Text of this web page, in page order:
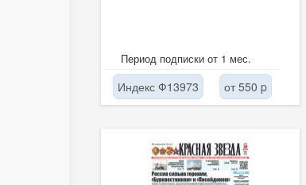
Период подписки от 1 мес.
Индекс Ф13973 от 550 p